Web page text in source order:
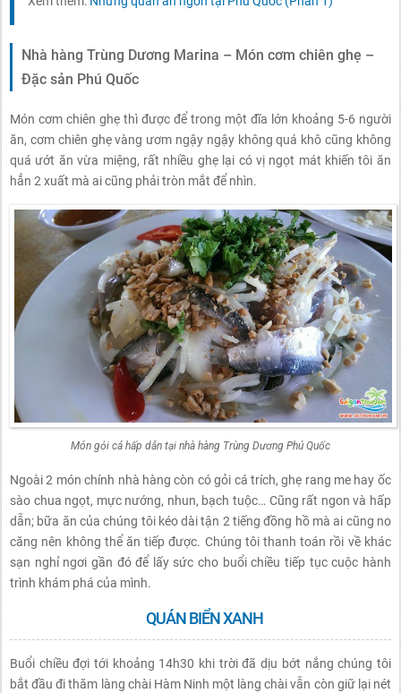
Nhà hàng Trùng Dương Marina – Món cơm chiên ghẹ –
Đặc sản Phú Quốc
Món cơm chiên ghẹ thì được để trong một đĩa lớn khoảng 5-6 người
ăn, cơm chiên ghẹ vàng ươm ngậy ngậy không quá khô cũng không
quá ướt ăn vừa miệng, rất nhiều ghẹ lại có vị ngọt mát khiến tôi ăn
hẳn 2 xuất mà ai cũng phải tròn mắt để nhìn.
Món gỏi cá hấp dẫn tại nhà hàng Trùng Dương Phú Quốc
Ngoài 2 món chính nhà hàng còn có gỏi cá trích, ghẹ rang me hay ốc
sào chua ngọt, mực nướng, nhun, bạch tuộc… Cũng rất ngon và hấp
dẫn; bữa ăn của chúng tôi kéo dài tận 2 tiếng đồng hồ mà ai cũng no
căng nên không thể ăn tiếp được. Chúng tôi thanh toán rồi về khác
sạn nghỉ ngơi gần đó để lấy sức cho buổi chiều tiếp tục cuộc hành
trình khám phá của mình.
QUÁN BIỂN XANH
Buổi chiều đợi tới khoảng 14h30 khi trời đã dịu bớt nắng chúng tôi
bắt đầu đi thăm làng chài Hàm Ninh một làng chài vẫn còn giữ lại nét